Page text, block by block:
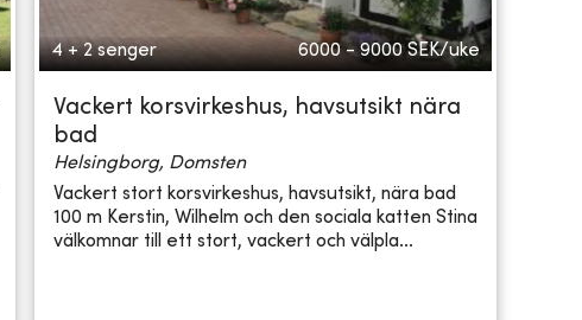
4 + 2 senger 6000 - 9000 SEK/uke
Vackert korsvirkeshus, havsutsikt nära
bad
Helsingborg, Domsten
Vackert stort korsvirkeshus, havsutsikt, nära bad
100 m Kerstin, Wilhelm och den sociala katten Stina
välkomnar till ett stort, vackert och välpla...